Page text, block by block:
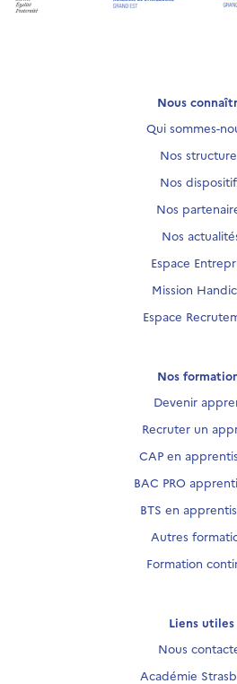
Nous
Qui sommes-
Nos
Nos
Nos
Nos
Espace
Mission
Espace
Nos
Devenir
Recruter un
CAP en
BAC PRO
BTS en
Autres
Formation
Liens utiles
Nous
Académie